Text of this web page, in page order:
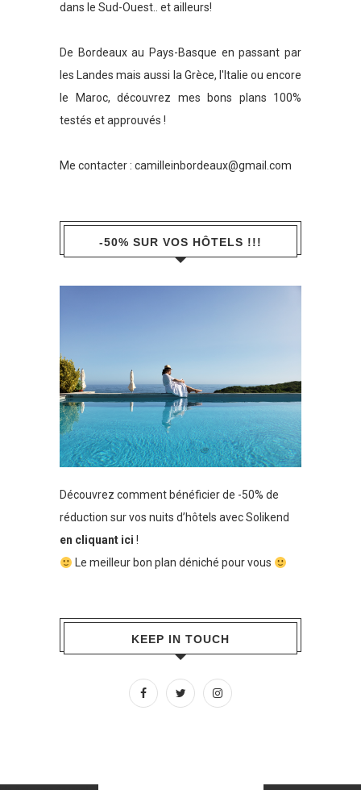
dans le Sud-Ouest.. et ailleurs!
De Bordeaux au Pays-Basque en passant par
les Landes mais aussi la Grèce, l'Italie ou encore
le Maroc, découvrez mes bons plans 100%
testés et approuvés !
Me contacter : camilleinbordeaux@gmail.com
-50% SUR VOS HÔTELS !!!
Découvrez comment bénéficier de -50% de
réduction sur vos nuits d’hôtels avec Solikend
en cliquant ici !
Le meilleur bon plan déniché pour vous
KEEP IN TOUCH